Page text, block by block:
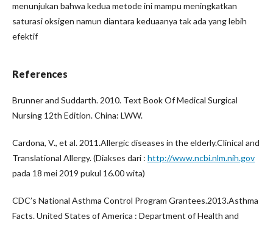
menunjukan bahwa kedua metode ini mampu meningkatkan
saturasi oksigen namun diantara keduaanya tak ada yang lebih
efektif
References
Brunner and Suddarth. 2010. Text Book Of Medical Surgical
Nursing 12th Edition. China: LWW.
Cardona, V., et al. 2011.Allergic diseases in the elderly.Clinical and
Translational Allergy. (Diakses dari : http://www.ncbi.nlm.nih.gov
pada 18 mei 2019 pukul 16.00 wita)
CDC’s National Asthma Control Program Grantees.2013.Asthma
Facts. United States of America : Department of Health and